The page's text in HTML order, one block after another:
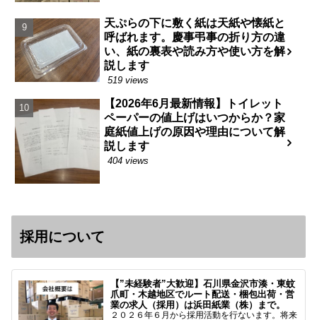
天ぷらの下に敷く紙は天紙や懐紙と
呼ばれます。慶事弔事の折り方の違
い、紙の裏表や読み方や使い方を解
説します
519 views
【2026年6月最新情報】トイレット
ペーパーの値上げはいつからか？家
庭紙値上げの原因や理由について解
説します
404 views
採用について
【”未経験者”大歓迎】石川県金沢市湊・東蚊
爪町・木越地区でルート配送・梱包出荷・営
業の求人（採用）は浜田紙業（株）まで。
２０２６年６月から採用活動を行ないます。将来